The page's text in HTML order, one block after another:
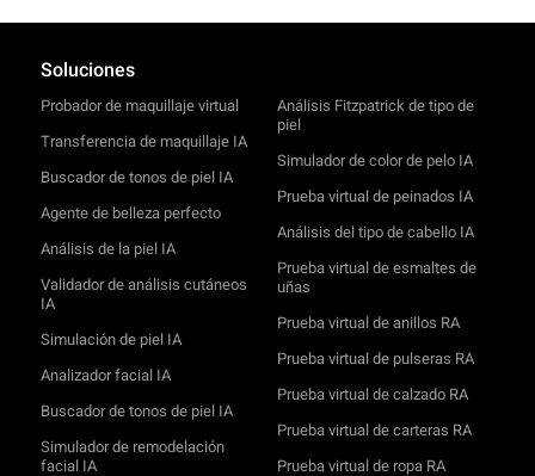
Soluciones
Probador de maquillaje virtual
Transferencia de maquillaje IA
Buscador de tonos de piel IA
Agente de belleza perfecto
Análisis de la piel IA
Validador de análisis cutáneos
IA
Simulación de piel IA
Analizador facial IA
Buscador de tonos de piel IA
Simulador de remodelación
facial IA
Análisis Fitzpatrick de tipo de
piel
Simulador de color de pelo IA
Prueba virtual de peinados IA
Análisis del tipo de cabello IA
Prueba virtual de esmaltes de
uñas
Prueba virtual de anillos RA
Prueba virtual de pulseras RA
Prueba virtual de calzado RA
Prueba virtual de carteras RA
Prueba virtual de ropa RA